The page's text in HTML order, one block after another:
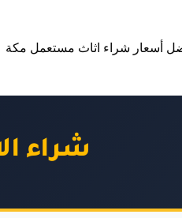
أسعار شراء اثاث مستعمل مكة
شراء